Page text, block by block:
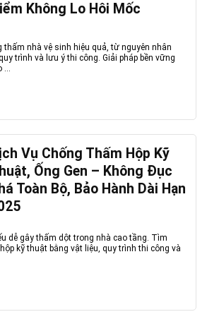
Không Lo Hôi Mốc
thấm nhà vệ sinh hiệu quả, từ nguyên nhân
trình và lưu ý thi công. Giải pháp bền vững
...
Vụ Chống Thấm Hộp Kỹ
Ống Gen – Không Đục
Toàn Bộ, Bảo Hành Dài Hạn
dễ gây thấm dột trong nhà cao tầng. Tìm
kỹ thuật bằng vật liệu, quy trình thi công và